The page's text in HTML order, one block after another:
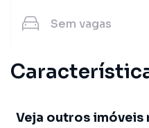
Sem vagas
Veja outros imóveis